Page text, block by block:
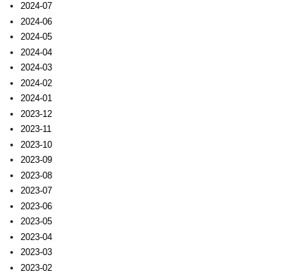
2024-07
2024-06
2024-05
2024-04
2024-03
2024-02
2024-01
2023-12
2023-11
2023-10
2023-09
2023-08
2023-07
2023-06
2023-05
2023-04
2023-03
2023-02